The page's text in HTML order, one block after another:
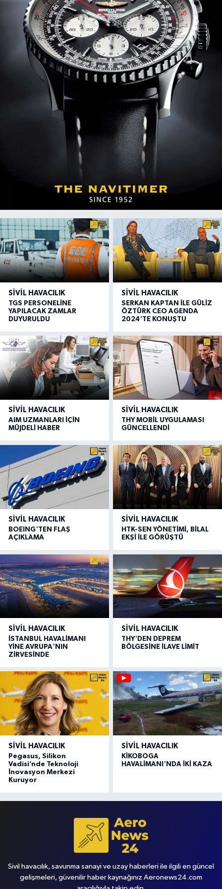
SIVIL HAVACILIK
TGS PERSONELİNE
YAPILACAK ZAMLAR
DUYURULDU
SIVIL HAVACILIK
SERKAN KAPTAN İLE GÜLİZ
ÖZTÜRK CEO AGENDA
2024'TE KONUŞTU
SIVIL HAVACILIK
AIM UZMANLARI İÇİN
MÜJDELİ HABER
SIVIL HAVACILIK
THY MOBİL UYGULAMASI
GÜNCELLENDİ
SIVIL HAVACILIK
BOEING'TEN FLAŞ
AÇIKLAMA
SIVIL HAVACILIK
HTK-SEN YÖNETİMİ, BİLAL
EKŞİ İLE GÖRÜŞTÜ
SIVIL HAVACILIK
İSTANBUL HAVALİMANI
YİNE AVRUPA'NIN
ZİRVESİNDE
SIVIL HAVACILIK
THY'DEN DEPREM
BÖLGESİNE İLAVE LİMİT
SIVIL HAVACILIK
Pegasus, Silikon
Vadisi’nde Teknoloji
İnovasyon Merkezi
Kuruyor
SIVIL HAVACILIK
KİKOBOGA
HAVALİMANI'NDA İKİ KAZA
Sivil havacılık, savunma sanayi ve uzay haberleri ile ilgili en güncel
gelişmeleri, güvenilir haber kaynağınız Aeronews24.com